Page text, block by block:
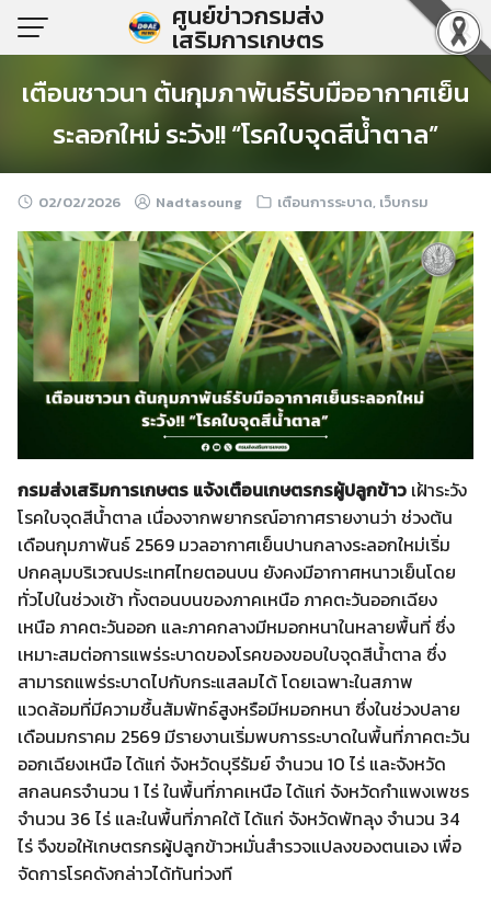
Skip
ศูนย์ข่าวกรมส่ง
เสริมการเกษตร
เตือนชาวนา ต้นกุมภาพันธ์รับมืออากาศเย็น
ระลอกใหม่ ระวัง!! “โรคใบจุดสีน้ำตาล”
02/02/2026 Nadtasoung เตือนการระบาด, เว็บกรม
กรมส่งเสริมการเกษตร แจ้งเตือนเกษตรกรผู้ปลูกข้าว เฝ้าระวัง
โรคใบจุดสีน้ำตาล เนื่องจากพยากรณ์อากาศรายงานว่า ช่วงต้น
เดือนกุมภาพันธ์ 2569 มวลอากาศเย็นปานกลางระลอกใหม่เริ่ม
ปกคลุมบริเวณประเทศไทยตอนบน ยังคงมีอากาศหนาวเย็นโดย
ทั่วไปในช่วงเช้า ทั้งตอนบนของภาคเหนือ ภาคตะวันออกเฉียง
เหนือ ภาคตะวันออก และภาคกลางมีหมอกหนาในหลายพื้นที่ ซึ่ง
เหมาะสมต่อการแพร่ระบาดของโรคของขอบใบจุดสีน้ำตาล ซึ่ง
สามารถแพร่ระบาดไปกับกระแสลมได้ โดยเฉพาะในสภาพ
แวดล้อมที่มีความชื้นสัมพัทธ์สูงหรือมีหมอกหนา ซึ่งในช่วงปลาย
เดือนมกราคม 2569 มีรายงานเริ่มพบการระบาดในพื้นที่ภาคตะวัน
ออกเฉียงเหนือ ได้แก่ จังหวัดบุรีรัมย์ จำนวน 10 ไร่ และจังหวัด
สกลนครจำนวน 1 ไร่ ในพื้นที่ภาคเหนือ ได้แก่ จังหวัดกำแพงเพชร
จำนวน 36 ไร่ และในพื้นที่ภาคใต้ ได้แก่ จังหวัดพัทลุง จำนวน 34
ไร่ จึงขอให้เกษตรกรผู้ปลูกข้าวหมั่นสำรวจแปลงของตนเอง เพื่อ
จัดการโรคดังกล่าวได้ทันท่วงที